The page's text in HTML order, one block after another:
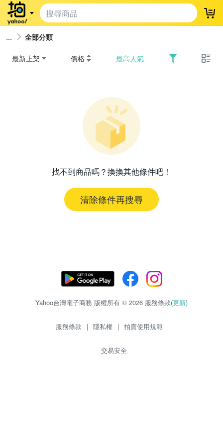
登
全部分類
最新上架 價格 最高人氣
找不到商品嗎？換換其他條件吧！
清除條件再搜尋
Yahoo台灣電子商務 版權所有 © 2026 服務條款(更新)
服務條款 | 隱私權 | 拍賣使用規範
交易安全